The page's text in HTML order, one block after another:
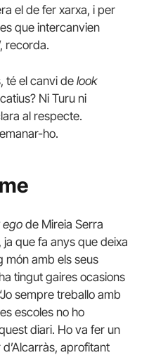
el de fer xarxa, i per
que intercanvien
recorda.
té el canvi delook
Ni Turu ni
al respecte.
ho.
ego de Mireia Serra
que fa anys que deixa
món amb els seus
tingut gaires ocasions
sempre treballo amb
escoles no ho
diari. Ho va fer un
aprofitant